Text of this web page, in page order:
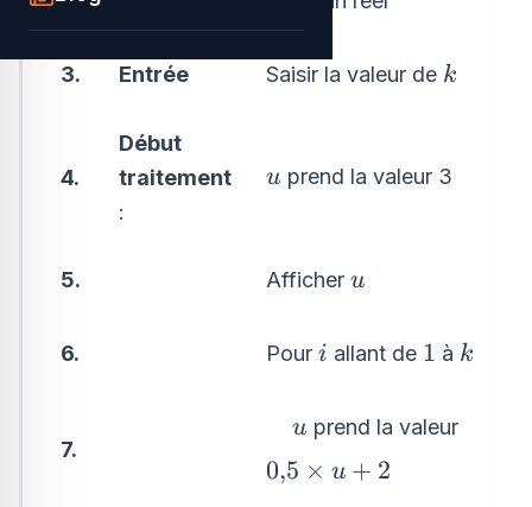
3. Entrée Saisir la valeur de k
k
4.
Début
traitement
:
u
u prend la valeur 3
5. Afficher u
u
6. Pour i
i allant de 1
1 à k
k
7.
\quad
u
u prend la valeur
0{,}5\times
0,5 × u + 2